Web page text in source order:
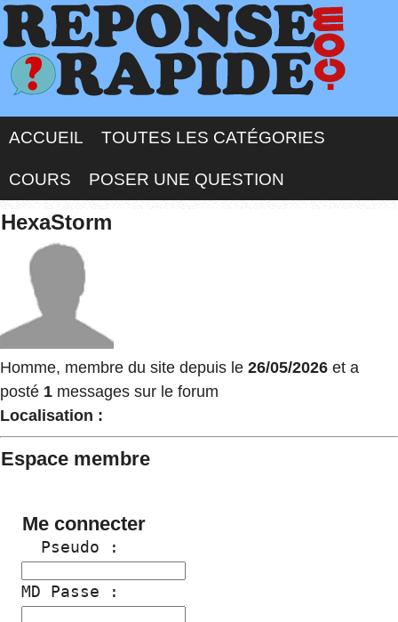
ACCUEIL TOUTES LES CATÉGORIES
COURS POSER UNE QUESTION
HexaStorm
Homme, membre du site depuis le 26/05/2026 et a
posté 1 messages sur le forum
Localisation :
Espace membre
Me connecter
  Pseudo :
MD Passe :